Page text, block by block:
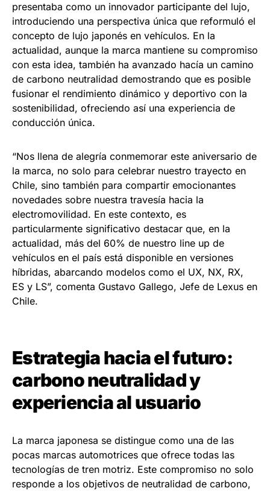
presentaba como un innovador participante del lujo,
introduciendo una perspectiva única que reformuló el
concepto de lujo japonés en vehículos. En la
actualidad, aunque la marca mantiene su compromiso
con esta idea, también ha avanzado hacía un camino
de carbono neutralidad demostrando que es posible
fusionar el rendimiento dinámico y deportivo con la
sostenibilidad, ofreciendo así una experiencia de
conducción única.
“Nos llena de alegría conmemorar este aniversario de
la marca, no solo para celebrar nuestro trayecto en
Chile, sino también para compartir emocionantes
novedades sobre nuestra travesía hacia la
electromovilidad. En este contexto, es
particularmente significativo destacar que, en la
actualidad, más del 60% de nuestro line up de
vehículos en el país está disponible en versiones
híbridas, abarcando modelos como el UX, NX, RX,
ES y LS”, comenta Gustavo Gallego, Jefe de Lexus en
Chile.
Estrategia hacia el futuro:
carbono neutralidad y
experiencia al usuario
La marca japonesa se distingue como una de las
pocas marcas automotrices que ofrece todas las
tecnologías de tren motriz. Este compromiso no solo
responde a los objetivos de neutralidad de carbono,